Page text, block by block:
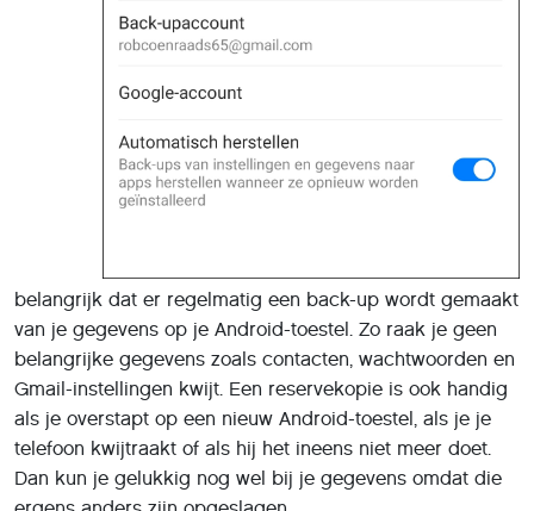
belangrijk dat er regelmatig een back-up wordt gemaakt
van je gegevens op je Android-toestel. Zo raak je geen
belangrijke gegevens zoals contacten, wachtwoorden en
Gmail-instellingen kwijt. Een reservekopie is ook handig
als je overstapt op een nieuw Android-toestel, als je je
telefoon kwijtraakt of als hij het ineens niet meer doet.
Dan kun je gelukkig nog wel bij je gegevens omdat die